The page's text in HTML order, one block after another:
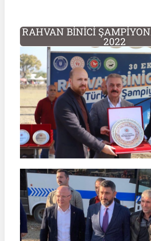
RAHVAN BİNİCİ
2022